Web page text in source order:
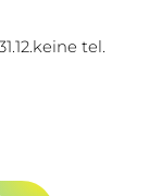
tel.